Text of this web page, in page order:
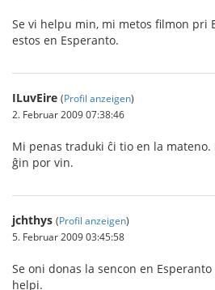
Se vi helpu min, mi metos filmon pri
estos en Esperanto.
ILuvEire (Profil anzeigen)
2. Februar 2009 07:38:46
Mi penas traduki ĉi tio en la
ĝin por vin.
jchthys (Profil anzeigen)
5. Februar 2009 03:45:58
Se oni donas la sencon en
helpi.